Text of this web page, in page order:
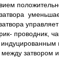
проводник,